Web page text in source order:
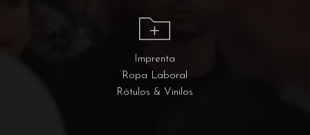
Imprenta
Ropa Laboral
Rótulos & Vinilos